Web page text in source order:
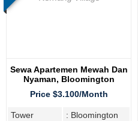
Sewa Apartemen Mewah Dan
Nyaman, Bloomington
Kemang Village
Price $3.100/Month
Tower
: Bloomington